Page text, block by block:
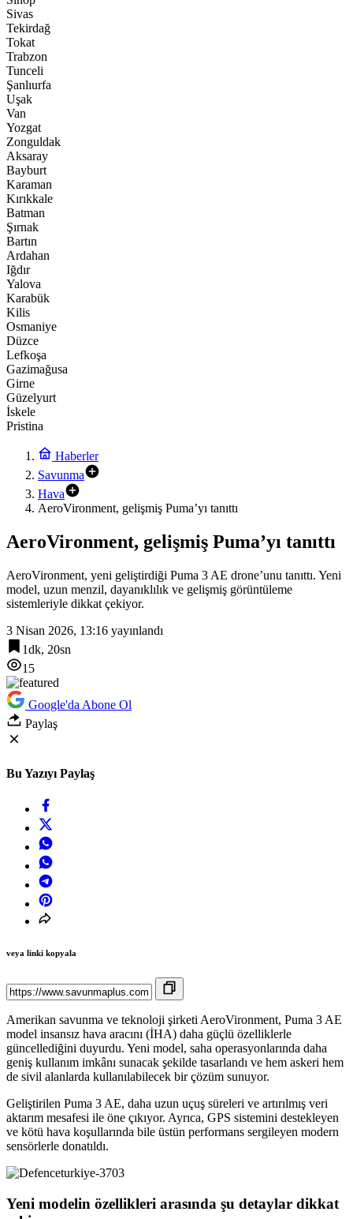
Sivas
Tekirdağ
Tokat
Trabzon
Tunceli
Şanlıurfa
Uşak
Van
Yozgat
Zonguldak
Aksaray
Bayburt
Karaman
Kırıkkale
Batman
Şırnak
Bartın
Ardahan
Iğdır
Yalova
Karabük
Kilis
Osmaniye
Düzce
Lefkoşa
Gazimağusa
Girne
Güzelyurt
İskele
Pristina
Haberler
Savunma
Hava
AeroVironment, gelişmiş Puma’yı tanıttı
AeroVironment, gelişmiş Puma’yı tanıttı
AeroVironment, yeni geliştirdiği Puma 3 AE drone’unu tanıttı. Yeni
model, uzun menzil, dayanıklılık ve gelişmiş görüntüleme
sistemleriyle dikkat çekiyor.
3 Nisan 2026, 13:16 yayınlandı
1dk, 20sn
15
Google'da Abone Ol
Paylaş
Bu Yazıyı Paylaş
veya linki kopyala
Amerikan savunma ve teknoloji şirketi AeroVironment, Puma 3 AE
model insansız hava aracını (İHA) daha güçlü özelliklerle
güncellediğini duyurdu. Yeni model, saha operasyonlarında daha
geniş kullanım imkânı sunacak şekilde tasarlandı ve hem askeri hem
de sivil alanlarda kullanılabilecek bir çözüm sunuyor.
Geliştirilen Puma 3 AE, daha uzun uçuş süreleri ve artırılmış veri
aktarım mesafesi ile öne çıkıyor. Ayrıca, GPS sistemini destekleyen
ve kötü hava koşullarında bile üstün performans sergileyen modern
sensörlerle donatıldı.
Yeni modelin özellikleri arasında şu detaylar dikkat